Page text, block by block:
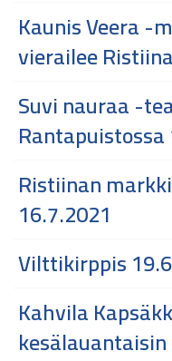
Kaunis Veera -
vierailee
Suvi nauraa -
Rantapuistossa
Ristiinan
16.7.2021
Vilttikirppis
Kahvila